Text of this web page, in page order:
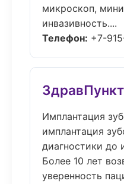
микроскоп,
инвазивность....
Телефон: +7-
Имплантация
имплантация
диагностики до
Более 10 лет
уверенность